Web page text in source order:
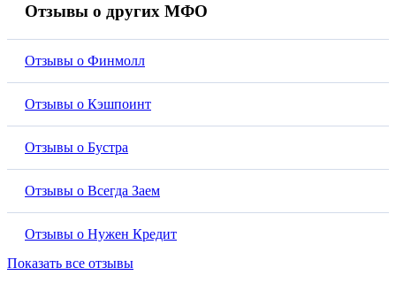
Отзывы о других МФО
Отзывы о Финмолл
Отзывы о Кэшпоинт
Отзывы о Бустра
Отзывы о Всегда Заем
Отзывы о Нужен Кредит
Показать все отзывы